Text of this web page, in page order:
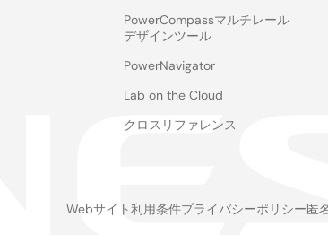
PowerCompassマルチレール
デザインツール
PowerNavigator
Lab on the Cloud
クロスリファレンス
Webサイト利用条件プライバシーポリシー匿